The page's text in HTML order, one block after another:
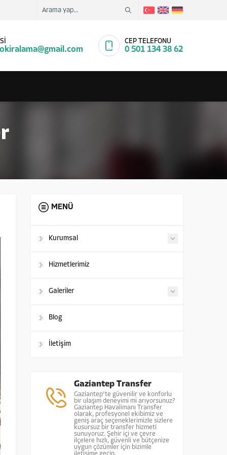
CEP TELEFONU
0 501 134 38 62
MENÜ
Kurumsal
Hizmetlerimiz
Galeriler
Blog
İletişim
Gaziantep Transfer
Gaziantep’te güvenilir ve konforlu
bir ulaşım deneyimi mi arıyorsunuz?
Gaziantep Havalimanı Transfer
olarak, profesyonel ekibimiz ve
geniş araç seçeneklerimizle sizlere
kusursuz bir transfer hizmeti
sunuyoruz. Şehir içi ve çevre
ilçelere hızlı, güvenli ve bütçenize
uygun çözümler için bizimle